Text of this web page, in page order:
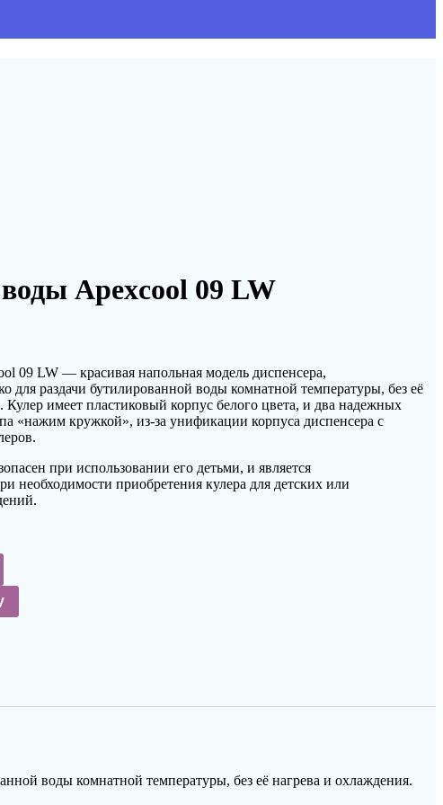
Apexcool 09 LW
09 LW — красивая напольная модель диспенсера,
для раздачи бутилированной воды комнатной температуры, без её
Кулер имеет пластиковый корпус белого цвета, и два надежных
«нажим кружкой», из-за унификации корпуса диспенсера с
при использовании его детьми, и является
необходимости приобретения кулера для детских или
воды комнатной температуры, без её нагрева и охлаждения.